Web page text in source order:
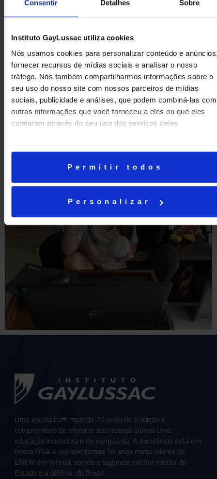
Consentir Detalhes Sobre
Instituto GayLussac utiliza cookies
Nós usamos cookies para personalizar conteúdo e
fornecer recursos de mídias sociais e analisar o nosso
tráfego. Nós também compartilharmos informações sobre o
seu uso do nosso site com nossos parceiros de mídias
sociais, publicidade e análises, que podem combiná-las com
outras informações que você forneceu a eles ou que eles
coletaram através do seu uso dos serviços deles
Permitir todos
Personalizar
ANTERIOR
GayLussac na F1
PRÓXIMA
Da arte de humanizar a tela
Uma escola com mais de 70 anos de tradição e
compromisso de oferecer aos nossos alunos uma
educação inovadora e de vanguarda. A excelência está em
nosso DNA e por isso temos 16 anos como líderes do
ENEM em Niterói, somos a segunda melhor escola do
Estado e a sétima do Brasil.